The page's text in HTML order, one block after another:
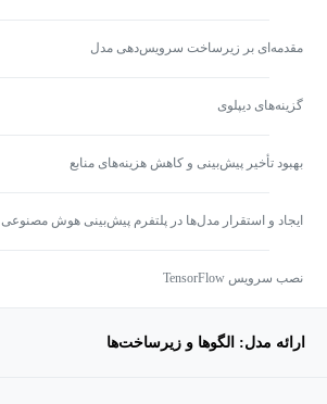
مقدمه‌ای بر زیرساخت سرویس‌دهی مدل
گزینه‌های دیپلوی
بهبود تأخیر پیش‌بینی و کاهش هزینه‌های منابع
ایجاد و استقرار مدل‌ها در پلتفرم پیش‌بینی هوش مصنوعی
نصب سرویس TensorFlow
ارائه مدل: الگوها و زیرساخت‌ها